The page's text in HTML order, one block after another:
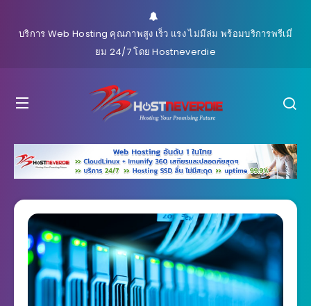
บริการ Web Hosting คุณภาพสูง เร็ว แรง ไม่มีล่ม พร้อมบริการพรีเมี่
ยม 24/7 โดย Hostneverdie